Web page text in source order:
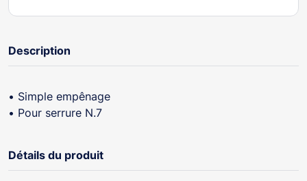
Description
• Simple empênage
• Pour serrure N.7
Détails du produit